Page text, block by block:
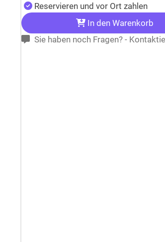
Reservieren und vor Ort zahlen
In den Warenkorb
Sie haben noch Fragen? -